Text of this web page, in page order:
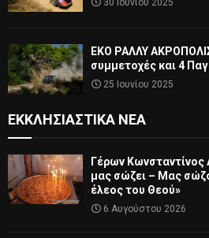
30 Ιουνίου 2025
ΕΚΟ ΡΑΛΛΥ
συμμετοχές και 4
25 Ιουνίου 2025
ΕΚΚΛΗΣΙΑΣΤΙΚΆ ΝΈΑ
Γέρων Κωνσταντίνος
μας σώζει – Μας
έλεος του Θεού»
6 Αυγούστου 2026